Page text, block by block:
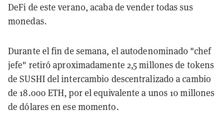
DeFi de este verano, acaba de vender todas sus
monedas.
Durante el fin de semana, el autodenominado "chef
jefe" retiró aproximadamente 2,5 millones de tokens
de SUSHI del intercambio descentralizado a cambio
de 18.000 ETH, por el equivalente a unos 10 millones
de dólares en ese momento.